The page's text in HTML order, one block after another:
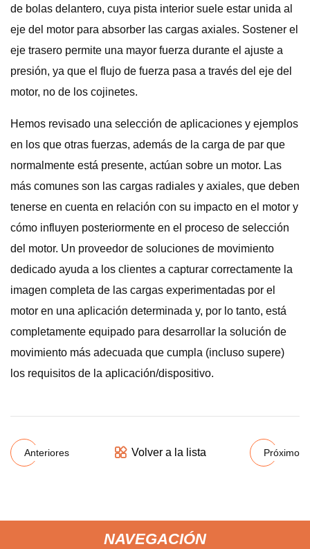
de bolas delantero, cuya pista interior suele estar unida al
eje del motor para absorber las cargas axiales. Sostener el
eje trasero permite una mayor fuerza durante el ajuste a
presión, ya que el flujo de fuerza pasa a través del eje del
motor, no de los cojinetes.
Hemos revisado una selección de aplicaciones y ejemplos
en los que otras fuerzas, además de la carga de par que
normalmente está presente, actúan sobre un motor. Las
más comunes son las cargas radiales y axiales, que deben
tenerse en cuenta en relación con su impacto en el motor y
cómo influyen posteriormente en el proceso de selección
del motor. Un proveedor de soluciones de movimiento
dedicado ayuda a los clientes a capturar correctamente la
imagen completa de las cargas experimentadas por el
motor en una aplicación determinada y, por lo tanto, está
completamente equipado para desarrollar la solución de
movimiento más adecuada que cumpla (incluso supere)
los requisitos de la aplicación/dispositivo.
Anteriores Volver a la lista Próximo
NAVEGACIÓN